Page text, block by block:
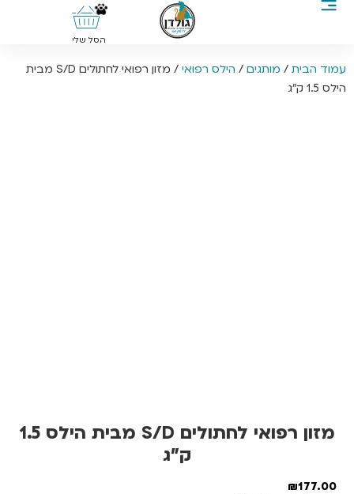
0
הסל שלי
עמוד הבית / מותגים / הילס רפואי
/ מזון רפואי לחתולים S/D מבית
הילס 1.5 ק”ג
מזון רפואי לחתולים S/D מבית הילס 1.5
ק”ג
177.00
₪